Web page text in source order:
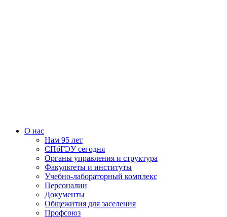
О нас
Нам 95 лет
СПбГЭУ сегодня
Органы управления и структура
Факультеты и институты
Учебно-лабораторный комплекс
Персоналии
Документы
Общежития для заселения
Профсоюз